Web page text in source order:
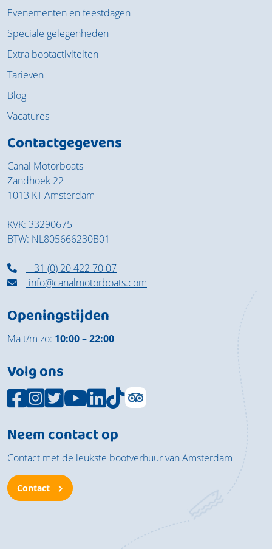
Evenementen en feestdagen
Speciale gelegenheden
Extra bootactiviteiten
Tarieven
Blog
Vacatures
Contactgegevens
Canal Motorboats
Zandhoek 22
1013 KT Amsterdam
KVK: 33290675
BTW: NL805666230B01
+ 31 (0) 20 422 70 07
info@canalmotorboats.com
Openingstijden
Ma t/m zo: 10:00 – 22:00
Volg ons
Neem contact op
Contact met de leukste bootverhuur van Amsterdam
Contact